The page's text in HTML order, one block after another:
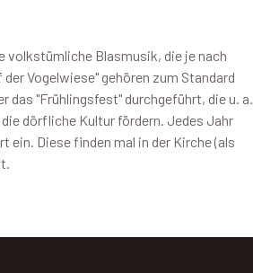
volkstümliche Blasmusik, die je nach
Vogelwiese" gehören zum Standard
das "Frühlingsfest" durchgeführt, die u. a.
dörfliche Kultur fördern. Jedes Jahr
ein. Diese finden mal in der Kirche (als